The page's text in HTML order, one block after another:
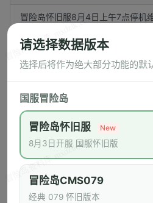
请选择数据版本
选择后将作为绝大部分功能的默
国服冒险岛
冒险岛怀旧服 New
8月3日开服 国服怀旧版
冒险岛CMS079
经典 079 怀旧版本
冒险岛怀旧服8月4日上午7点停机
8/4（二）Artale World 更新公告
8/4（二）Artale World 維護公告
“小队集结享全员返礼”活动发奖公告
《冒险岛》怀旧服开服首日服务器
冒险券及VIP会员成长值累积说明
“预约即送嘿嘿蘑菇帽”活动发奖公
关于《冒险岛》怀旧服预创建火爆